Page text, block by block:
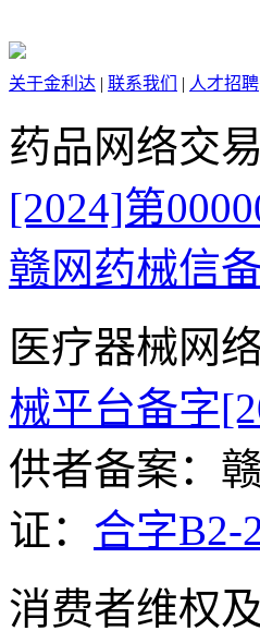
关于金利达 | 联系我们 | 人才招聘
药品网络交
[2024]第
赣网药械信
医疗器械网
械平台备字
供者备案：
证： 合字B2-
消费者维权